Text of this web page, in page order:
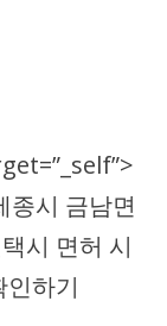
종시 금남면
시 면허 시
인하기